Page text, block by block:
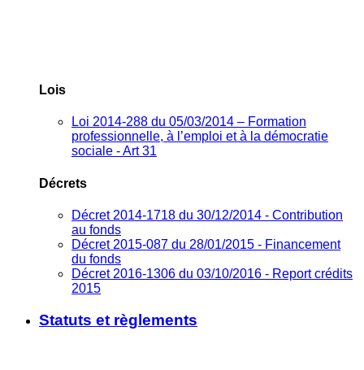
Lois
Loi 2014-288 du 05/03/2014 – Formation
professionnelle, à l’emploi et à la démocratie
sociale - Art 31
Décrets
Décret 2014-1718 du 30/12/2014 - Contribution
au fonds
Décret 2015-087 du 28/01/2015 - Financement
du fonds
Décret 2016-1306 du 03/10/2016 - Report crédits
2015
Statuts et règlements